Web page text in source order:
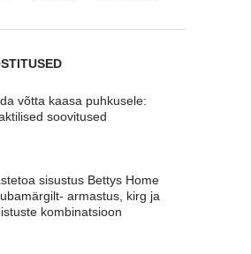
võtta kaasa puhkusele:
soovitused
sisustus Bettys Home
armastus, kirg ja
kombinatsioon